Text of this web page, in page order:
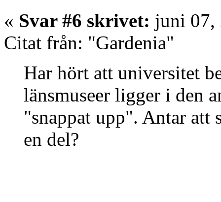
« Svar #6 skrivet: juni 07,
Citat från: "Gardenia"
Har hört att universitet
länsmuseer ligger i den
"snappat upp". Antar att
en del?